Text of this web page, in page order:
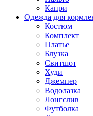
Капри
Одежда для
Костюм
Комплект
Платье
Блузка
Свитшот
Худи
Джемпер
Водолазка
Лонгслив
Футболка